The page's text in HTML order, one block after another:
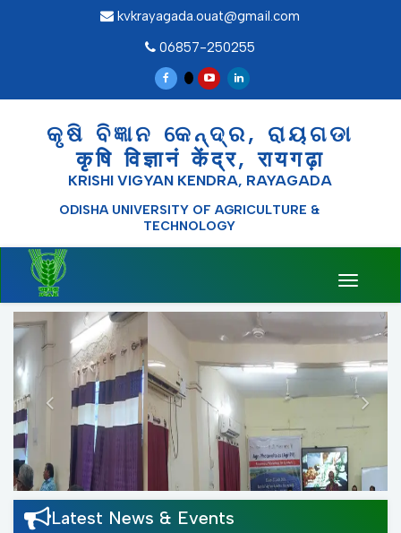
kvkrayagada.ouat@gmail.com
06857-250255
କୃଷି ବିଜ୍ଞାନ କେନ୍ଦ୍ର, ରାୟଗଡା
कृषि विज्ञानं केंद्र, रायगढ़ा
KRISHI VIGYAN KENDRA, RAYAGADA
ODISHA UNIVERSITY OF AGRICULTURE &
TECHNOLOGY
Toggle
Previous
Latest News & Events
23.07.2026ASCI sponsored one day Agri-
Photo Voltaic (AgriPV) Workshops held at KVK,
Rayagada with participation of 46 progressive
farmers to aware on solar plus crop model
aimed at stabilizing farm revenue and support
resilient livelihood.
21.07.2026 Research–Extension Interface